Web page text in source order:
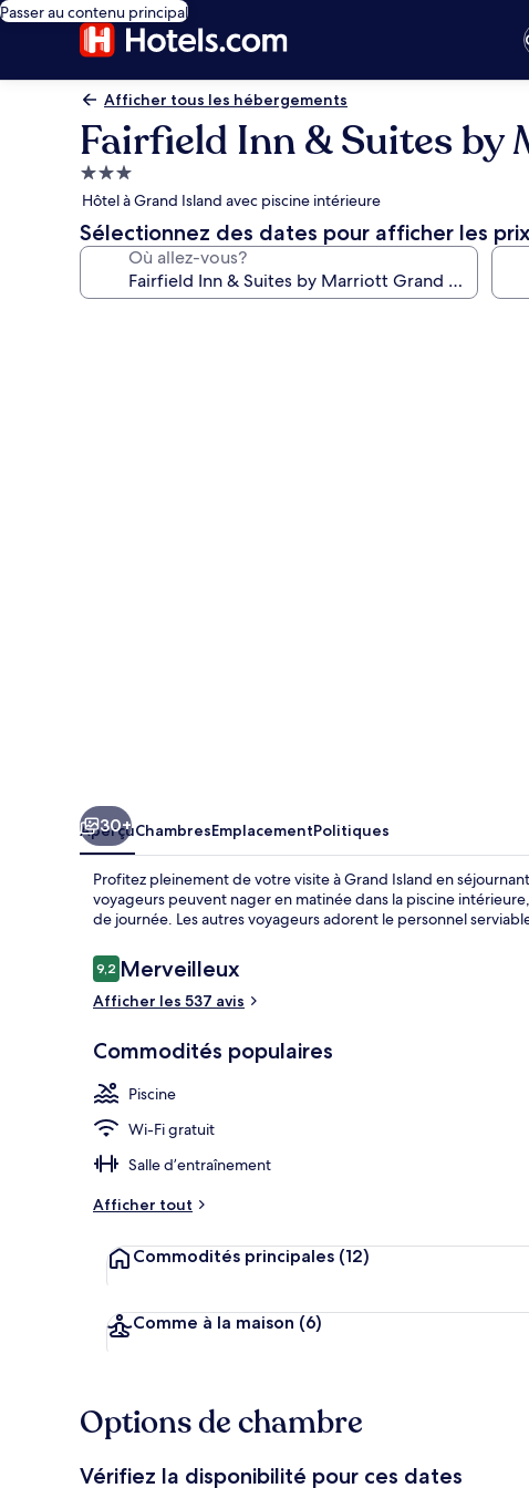
Passer au contenu principal
Afficher tous les hébergements
Fairfield Inn & Suites
Hébergement
3.0 étoiles
Hôtel à Grand Island avec piscine intérieure
Sélectionnez des dates pour afficher les prix
Où allez-vous?
30+
AperçuChambresEmplacementPolitiques
Profitez pleinement de votre visite à Grand Island en
voyageurs peuvent nager en matinée dans la piscine
de journée. Les autres voyageurs adorent le personnel
Avis
9,29,2 sur 10 –
Merveilleux
Afficher les 537 avis
Commodités populaires
Piscine
Wi-Fi gratuit
Salle d’entraînement
Afficher tout
Commodités principales (12)
Comme à la maison (6)
Options de chambre
Vérifiez la disponibilité pour ces dates